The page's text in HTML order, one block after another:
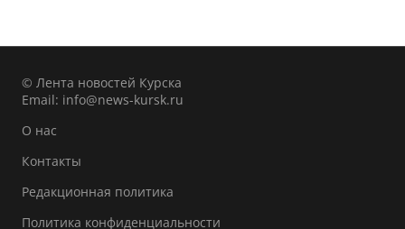
© Лента новостей Курска
Email: info@news-kursk.ru
О нас
Контакты
Редакционная политика
Политика конфиденциальности